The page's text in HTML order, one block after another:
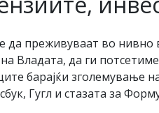
да преживуваат во
Владата, да ги
барајќи зголемување
Гугл и стазата за